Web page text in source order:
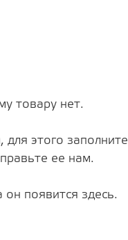
товару нет.
этого заполните
ее нам.
он появится здесь.